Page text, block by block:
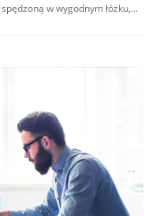
w wygodnym łóżku,...